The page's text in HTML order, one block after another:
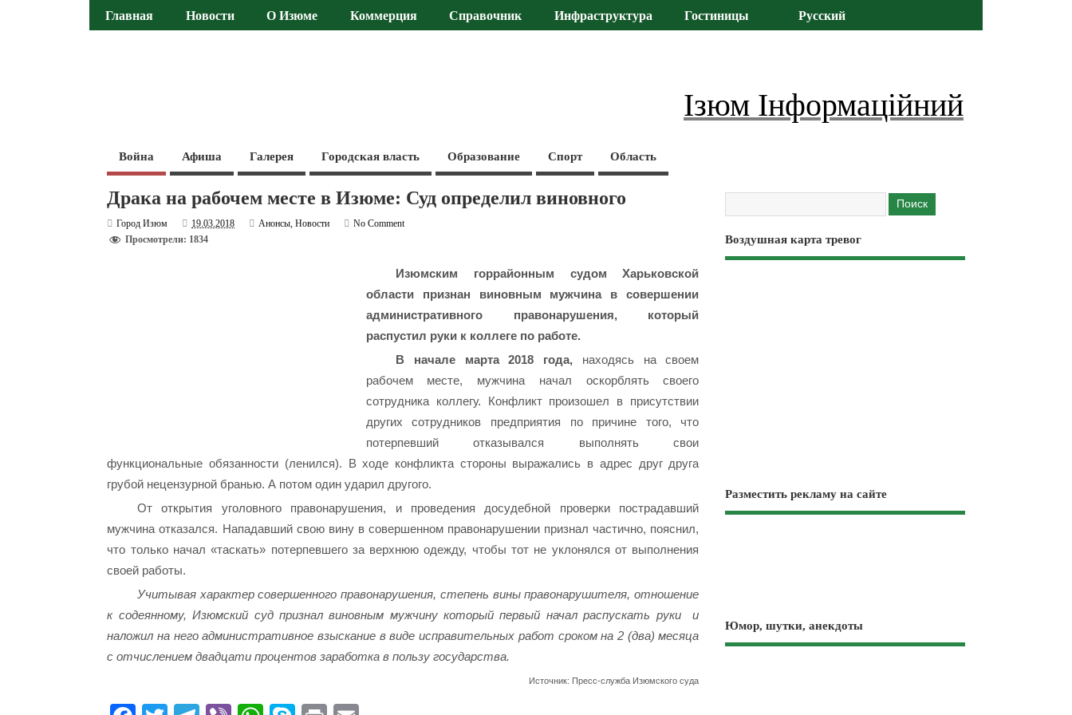
Главная Новости О Изюме Коммерция Справочник Инфраструктура Гостиницы Русский
Ізюм Інформаційний
Война Афиша Галерея Городская власть Образование Спорт Область
Драка на рабочем месте в Изюме: Суд определил виновного
Город Изюм 19.03.2018 Анонсы,Новости
No Comment
Просмотрели: 1834
Изюмским горрайонным судом Харьковской
области признан виновным мужчина в совершении
административного правонарушения, который
распустил руки к коллеге по работе.
В начале марта 2018 года, находясь на своем
рабочем месте, мужчина начал оскорблять своего
сотрудника коллегу. Конфликт произошел в присутствии
других сотрудников предприятия по причине того, что
потерпевший отказывался выполнять свои
функциональные обязанности (ленился). В ходе конфликта стороны выражались в адрес друг друга
грубой нецензурной бранью. А потом один ударил другого.
От открытия уголовного правонарушения, и проведения досудебной проверки пострадавший
мужчина отказался. Нападавший свою вину в совершенном правонарушении признал частично, пояснил,
что только начал «таскать» потерпевшего за верхнюю одежду, чтобы тот не уклонялся от выполнения
своей работы.
Учитывая характер совершенного правонарушения, степень вины правонарушителя, отношение
к содеянному, Изюмский суд признал виновным мужчину который первый начал распускать руки и
наложил на него административное взыскание в виде исправительных работ сроком на 2 (два) месяца
с отчислением двадцати процентов заработка в пользу государства.
Источник: Пресс-служба Изюмского суда
Воздушная карта тревог
Разместить рекламу на сайте
Юмор, шутки, анекдоты